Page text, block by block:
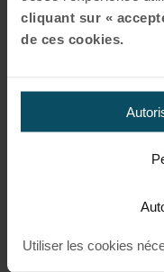
cliquant sur «
de ces cookies.
Utiliser les cookies